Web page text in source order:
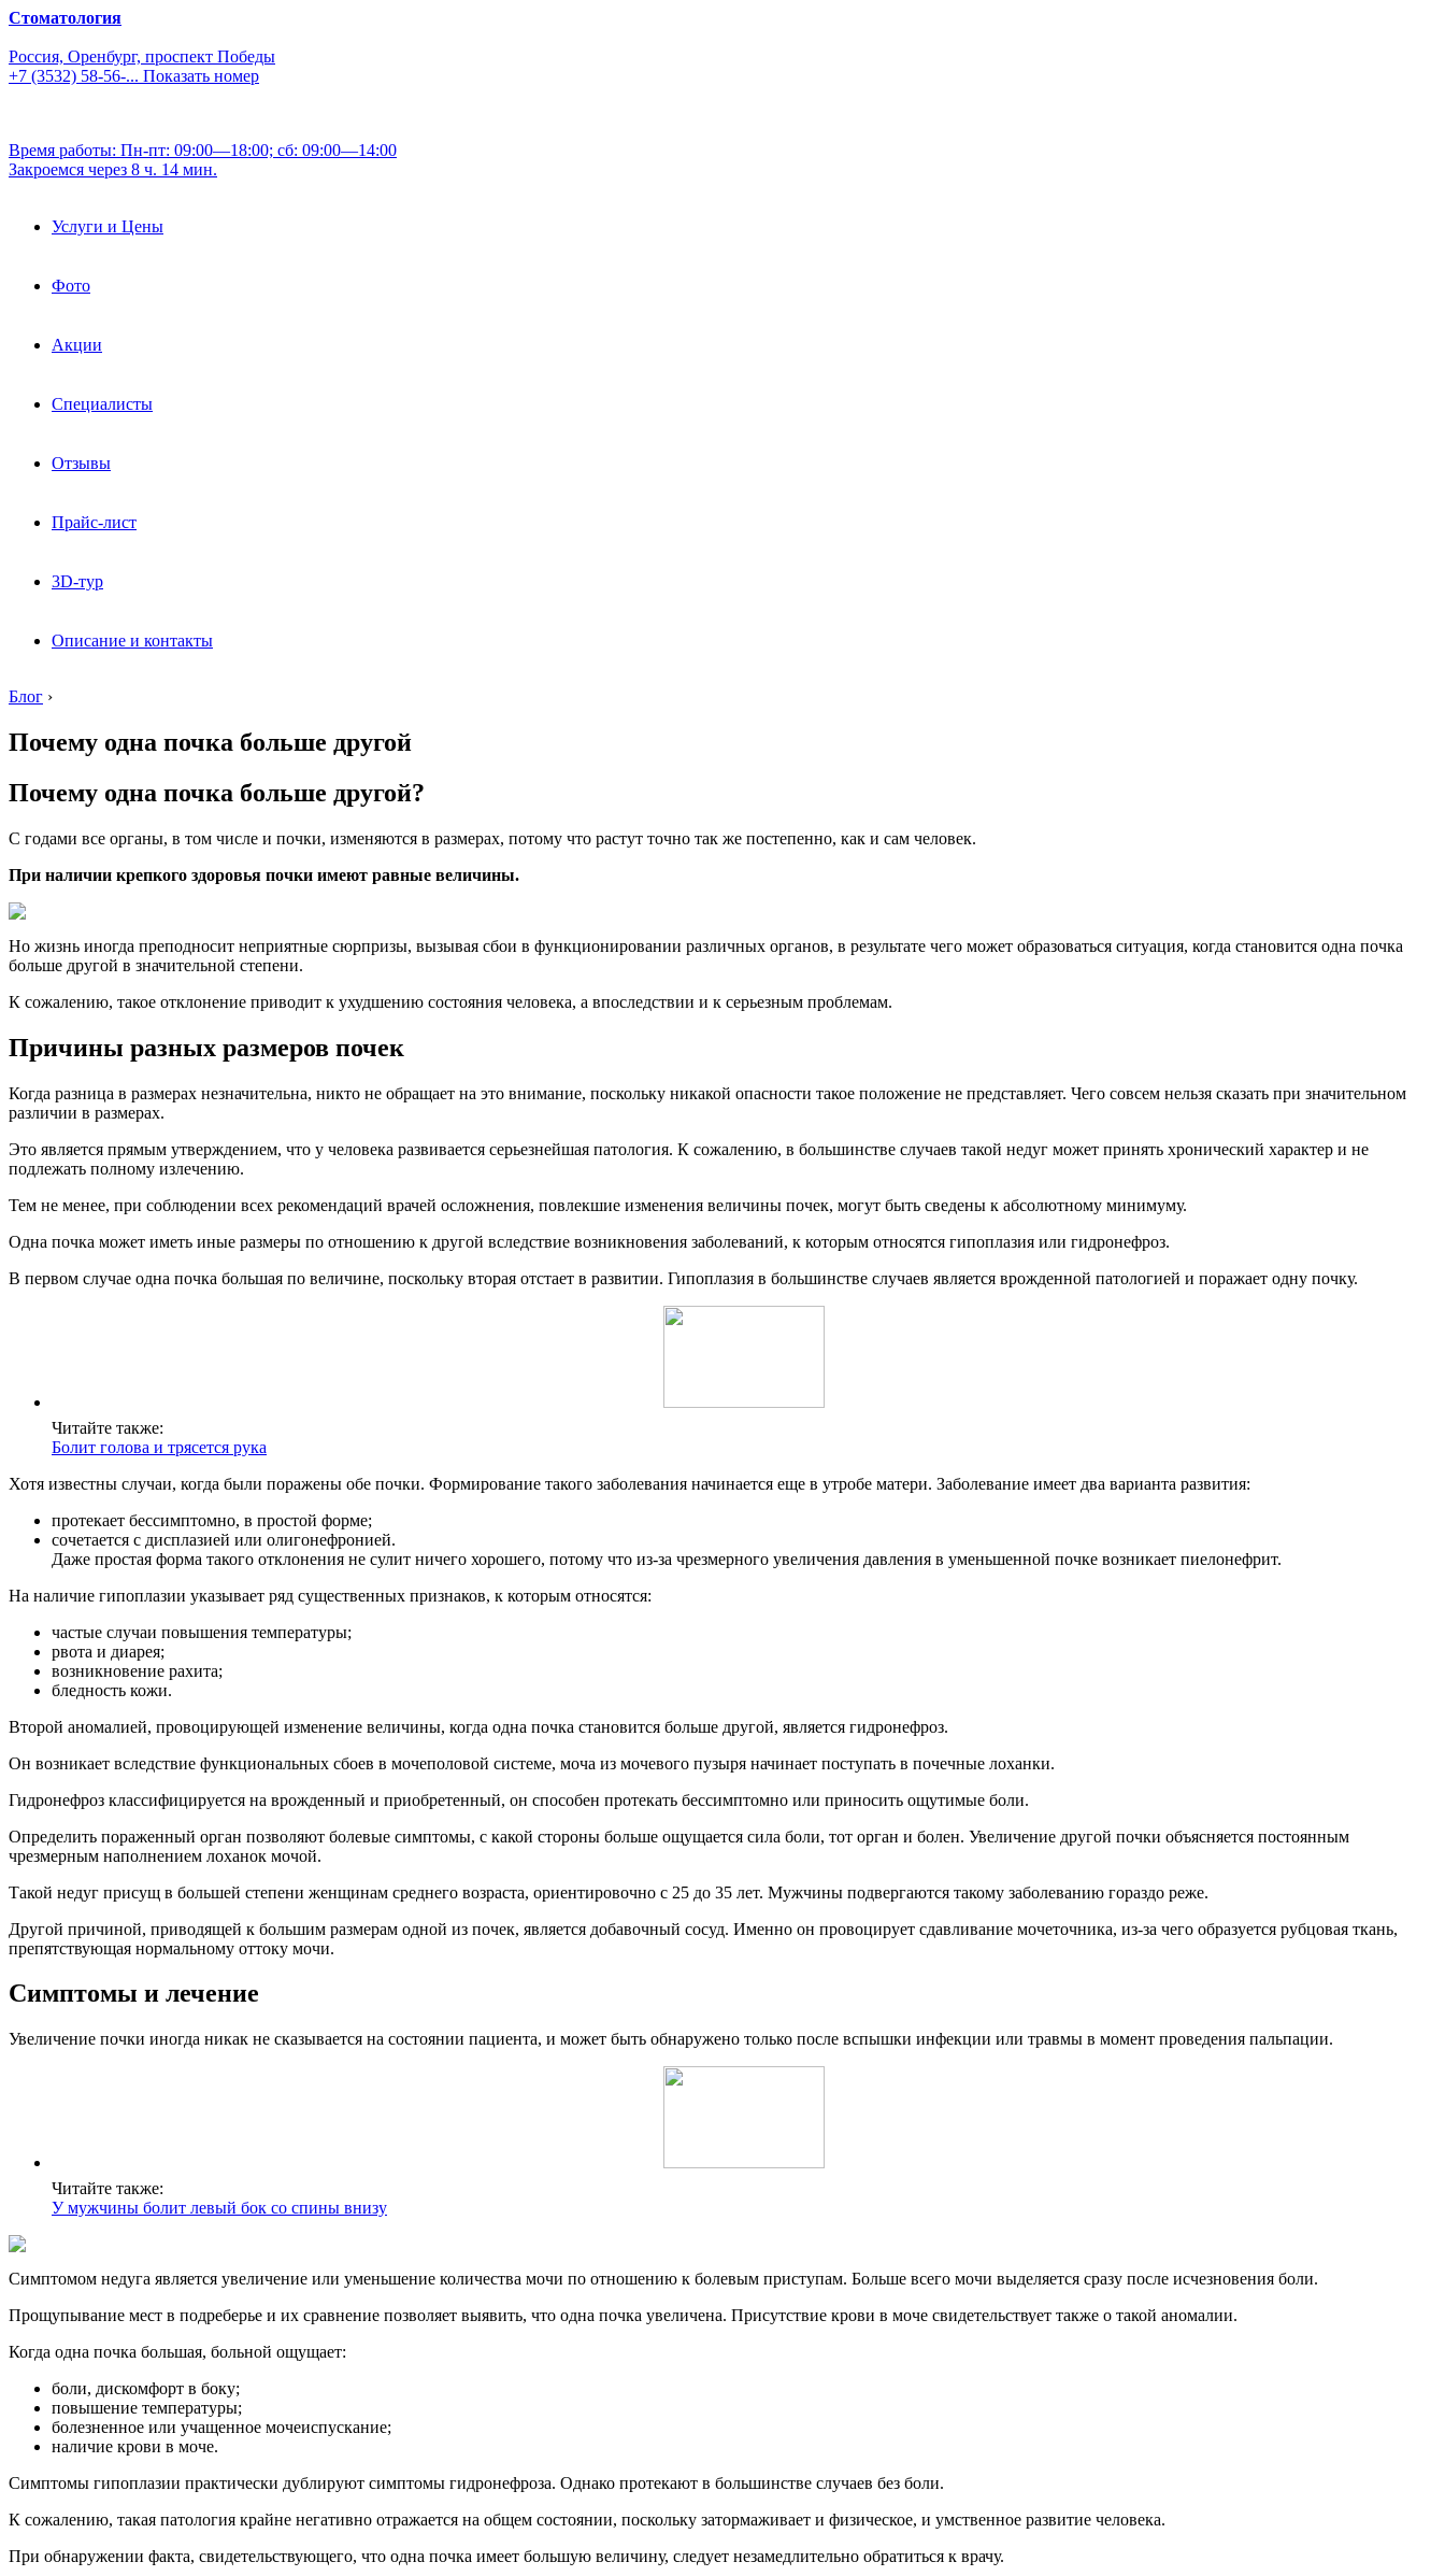
Стоматология
Россия, Оренбург, проспект Победы
+7 (3532) 58-56-... Показать номер
Время работы: Пн-пт: 09:00—18:00; сб: 09:00—14:00
Закроемся через 8 ч. 14 мин.
Услуги и Цены
Фото
Акции
Специалисты
Отзывы
Прайс-лист
3D-тур
Описание и контакты
Блог ›
Почему одна почка больше другой
Почему одна почка больше другой?
С годами все органы, в том числе и почки, изменяются в размерах, потому что растут точно так же постепенно, как и сам человек.
При наличии крепкого здоровья почки имеют равные величины.
Но жизнь иногда преподносит неприятные сюрпризы, вызывая сбои в функционировании различных органов, в результате чего может образоваться ситуация, когда становится одна почка
больше другой в значительной степени.
К сожалению, такое отклонение приводит к ухудшению состояния человека, а впоследствии и к серьезным проблемам.
Причины разных размеров почек
Когда разница в размерах незначительна, никто не обращает на это внимание, поскольку никакой опасности такое положение не представляет. Чего совсем нельзя сказать при значительном
различии в размерах.
Это является прямым утверждением, что у человека развивается серьезнейшая патология. К сожалению, в большинстве случаев такой недуг может принять хронический характер и не
подлежать полному излечению.
Тем не менее, при соблюдении всех рекомендаций врачей осложнения, повлекшие изменения величины почек, могут быть сведены к абсолютному минимуму.
Одна почка может иметь иные размеры по отношению к другой вследствие возникновения заболеваний, к которым относятся гипоплазия или гидронефроз.
В первом случае одна почка большая по величине, поскольку вторая отстает в развитии. Гипоплазия в большинстве случаев является врожденной патологией и поражает одну почку.
Читайте также:
Болит голова и трясется рука
Хотя известны случаи, когда были поражены обе почки. Формирование такого заболевания начинается еще в утробе матери. Заболевание имеет два варианта развития:
протекает бессимптомно, в простой форме;
сочетается с дисплазией или олигонефронией.
Даже простая форма такого отклонения не сулит ничего хорошего, потому что из-за чрезмерного увеличения давления в уменьшенной почке возникает пиелонефрит.
На наличие гипоплазии указывает ряд существенных признаков, к которым относятся:
частые случаи повышения температуры;
рвота и диарея;
возникновение рахита;
бледность кожи.
Второй аномалией, провоцирующей изменение величины, когда одна почка становится больше другой, является гидронефроз.
Он возникает вследствие функциональных сбоев в мочеполовой системе, моча из мочевого пузыря начинает поступать в почечные лоханки.
Гидронефроз классифицируется на врожденный и приобретенный, он способен протекать бессимптомно или приносить ощутимые боли.
Определить пораженный орган позволяют болевые симптомы, с какой стороны больше ощущается сила боли, тот орган и болен. Увеличение другой почки объясняется постоянным
чрезмерным наполнением лоханок мочой.
Такой недуг присущ в большей степени женщинам среднего возраста, ориентировочно с 25 до 35 лет. Мужчины подвергаются такому заболеванию гораздо реже.
Другой причиной, приводящей к большим размерам одной из почек, является добавочный сосуд. Именно он провоцирует сдавливание мочеточника, из-за чего образуется рубцовая ткань,
препятствующая нормальному оттоку мочи.
Симптомы и лечение
Увеличение почки иногда никак не сказывается на состоянии пациента, и может быть обнаружено только после вспышки инфекции или травмы в момент проведения пальпации.
Читайте также:
У мужчины болит левый бок со спины внизу
Симптомом недуга является увеличение или уменьшение количества мочи по отношению к болевым приступам. Больше всего мочи выделяется сразу после исчезновения боли.
Прощупывание мест в подреберье и их сравнение позволяет выявить, что одна почка увеличена. Присутствие крови в моче свидетельствует также о такой аномалии.
Когда одна почка большая, больной ощущает:
боли, дискомфорт в боку;
повышение температуры;
болезненное или учащенное мочеиспускание;
наличие крови в моче.
Симптомы гипоплазии практически дублируют симптомы гидронефроза. Однако протекают в большинстве случаев без боли.
К сожалению, такая патология крайне негативно отражается на общем состоянии, поскольку затормаживает и физическое, и умственное развитие человека.
При обнаружении факта, свидетельствующего, что одна почка имеет большую величину, следует незамедлительно обратиться к врачу.